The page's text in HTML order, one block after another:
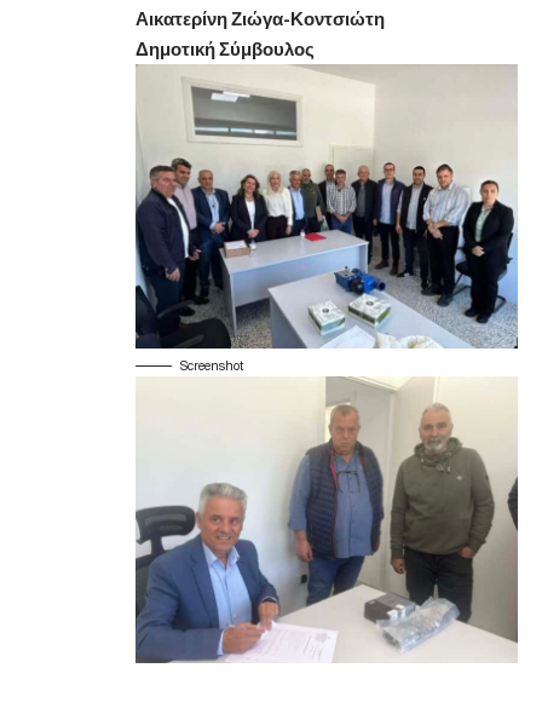
Αικατερίνη Ζιώγα-Κοντσιώτη
Δημοτική Σύμβουλος
Screenshot